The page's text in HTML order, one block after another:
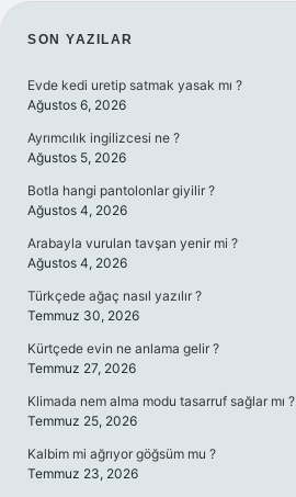
SIDEBAR
SON YAZILAR
Evde kedi uretip satmak yasak mı ?
Ağustos 6, 2026
Ayrımcılık ingilizcesi ne ?
Ağustos 5, 2026
Botla hangi pantolonlar giyilir ?
Ağustos 4, 2026
Arabayla vurulan tavşan yenir mi ?
Ağustos 4, 2026
Türkçede ağaç nasıl yazılır ?
Temmuz 30, 2026
Kürtçede evin ne anlama gelir ?
Temmuz 27, 2026
Klimada nem alma modu tasarruf sağlar mı ?
Temmuz 25, 2026
Kalbim mi ağrıyor göğsüm mu ?
Temmuz 23, 2026